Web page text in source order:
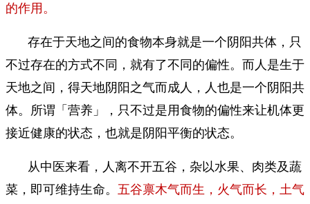
的作用。
存在于天地之间的食物本身就是一个阴阳共体，只
不过存在的方式不同，就有了不同的偏性。而人是生于
天地之间，得天地阴阳之气而成人，人也是一个阴阳共
体。所谓「营养」，只不过是用食物的偏性来让机体更
接近健康的状态，也就是阴阳平衡的状态。
从中医来看，人离不开五谷，杂以水果、肉类及蔬
菜，即可维持生命。 五谷禀木气而生，火气而长，土气